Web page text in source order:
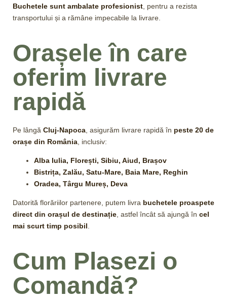
Buchetele sunt ambalate profesionist, pentru a rezista
transportului și a rămâne impecabile la livrare.
Orașele în care
oferim livrare
rapidă
Pe lângă Cluj-Napoca, asigurăm livrare rapidă în peste 20 de
orașe din România, inclusiv:
Alba Iulia, Florești, Sibiu, Aiud, Brașov
Bistrița, Zalău, Satu-Mare, Baia Mare, Reghin
Oradea, Târgu Mureș, Deva
Datorită florăriilor partenere, putem livra buchetele proaspete
direct din orașul de destinație, astfel încât să ajungă în cel
mai scurt timp posibil.
Cum Plasezi o
Comandă?